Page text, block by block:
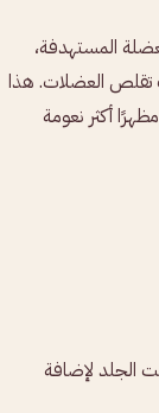
المستهدفة،
تقلص العضلات. هذا
أكثر نعومة
الجلد لإضافة